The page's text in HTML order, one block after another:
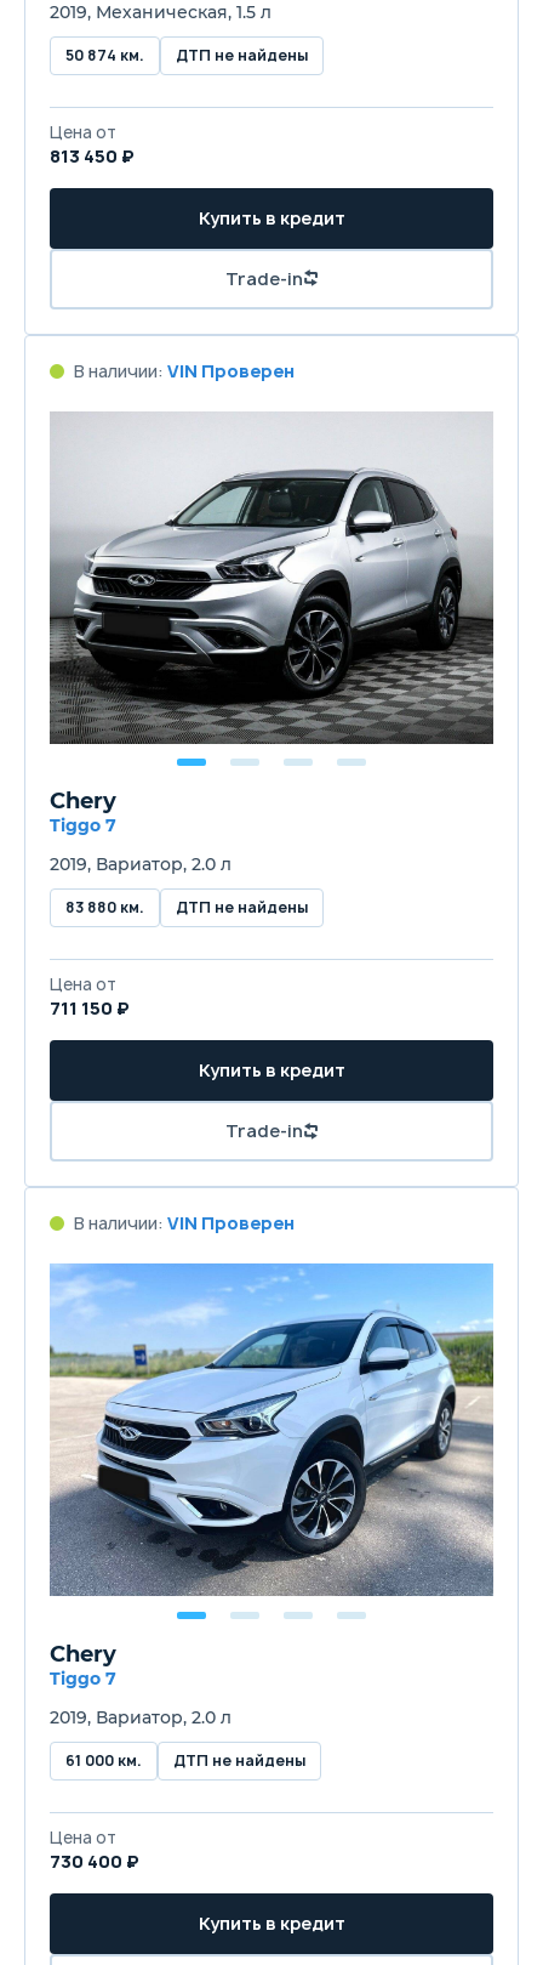
2019, Механическая, 1.5 л
50 874 км. ДТП не найдены
Цена от
813 450 ₽
Купить в кредит
Trade-in
В наличии: VIN Проверен
Chery
Tiggo 7
2019, Вариатор, 2.0 л
83 880 км. ДТП не найдены
Цена от
711 150 ₽
Купить в кредит
Trade-in
В наличии: VIN Проверен
Chery
Tiggo 7
2019, Вариатор, 2.0 л
61 000 км. ДТП не найдены
Цена от
730 400 ₽
Купить в кредит